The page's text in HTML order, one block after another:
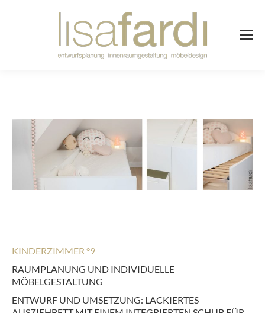
KINDERZIMMER °9
RAUMPLANUNG UND INDIVIDUELLE
MÖBELGESTALTUNG
ENTWURF UND UMSETZUNG: LACKIERTES